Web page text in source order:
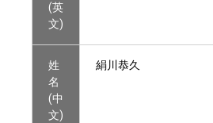
(英
文)
姓
名
(中
文)
絹川恭久